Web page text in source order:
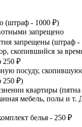
(штраф - 1000 ₽)
запрещено
запрещены (штраф -
скопившийся за
250 ₽
посуду,
250 ₽)
квартиры (пятна
мебель, полы и т.
белья - 250 ₽